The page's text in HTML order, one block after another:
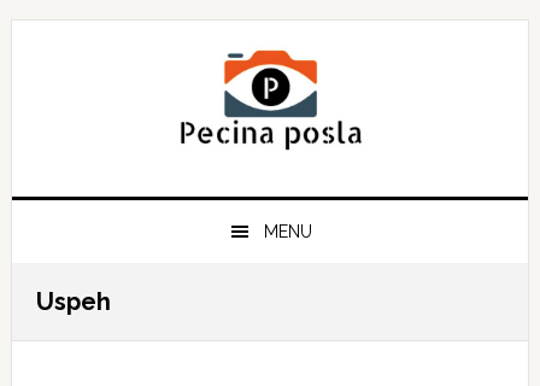
Skip
Skip
Skip
MENU
Uspeh